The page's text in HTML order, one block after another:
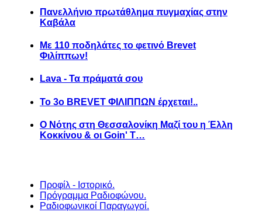
Πανελλήνιο πρωτάθλημα πυγμαχίας στην
Καβάλα
Με 110 ποδηλάτες το φετινό Brevet
Φιλίππων!
Lava - Τα πράματά σου
Το 3ο BREVET ΦΙΛΙΠΠΩΝ έρχεται!..
Ο Νότης στη Θεσσαλονίκη Μαζί του η Έλλη
Κοκκίνου & οι Goin' T…
Προφίλ - Ιστορικό.
Πρόγραμμα Ραδιοφώνου.
Ραδιοφωνικοί Παραγωγοί.